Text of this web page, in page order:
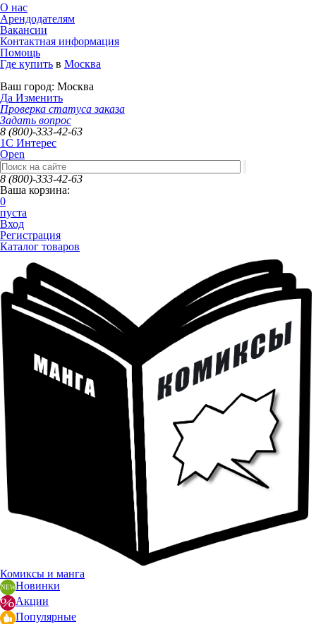
О нас
Арендодателям
Вакансии
Контактная информация
Помощь
Где купить в Москва
Ваш город: Москва
Да Изменить
Проверка статуса заказа
Задать вопрос
8 (800)-333-42-63
1C Интерес
Open
8 (800)-333-42-63
Ваша корзина:
0
пуста
Вход
Регистрация
Каталог товаров
Комиксы и манга
Новинки
Акции
Популярные